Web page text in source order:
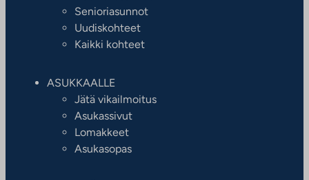
Senioriasunnot
Uudiskohteet
Kaikki kohteet
ASUKKAALLE
Jätä vikailmoitus
Asukassivut
Lomakkeet
Asukasopas